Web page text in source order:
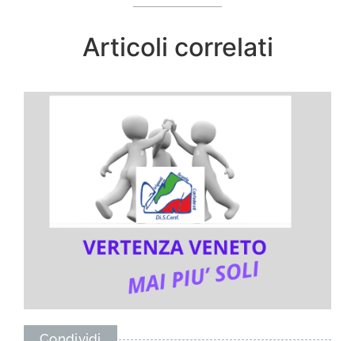
Articoli correlati